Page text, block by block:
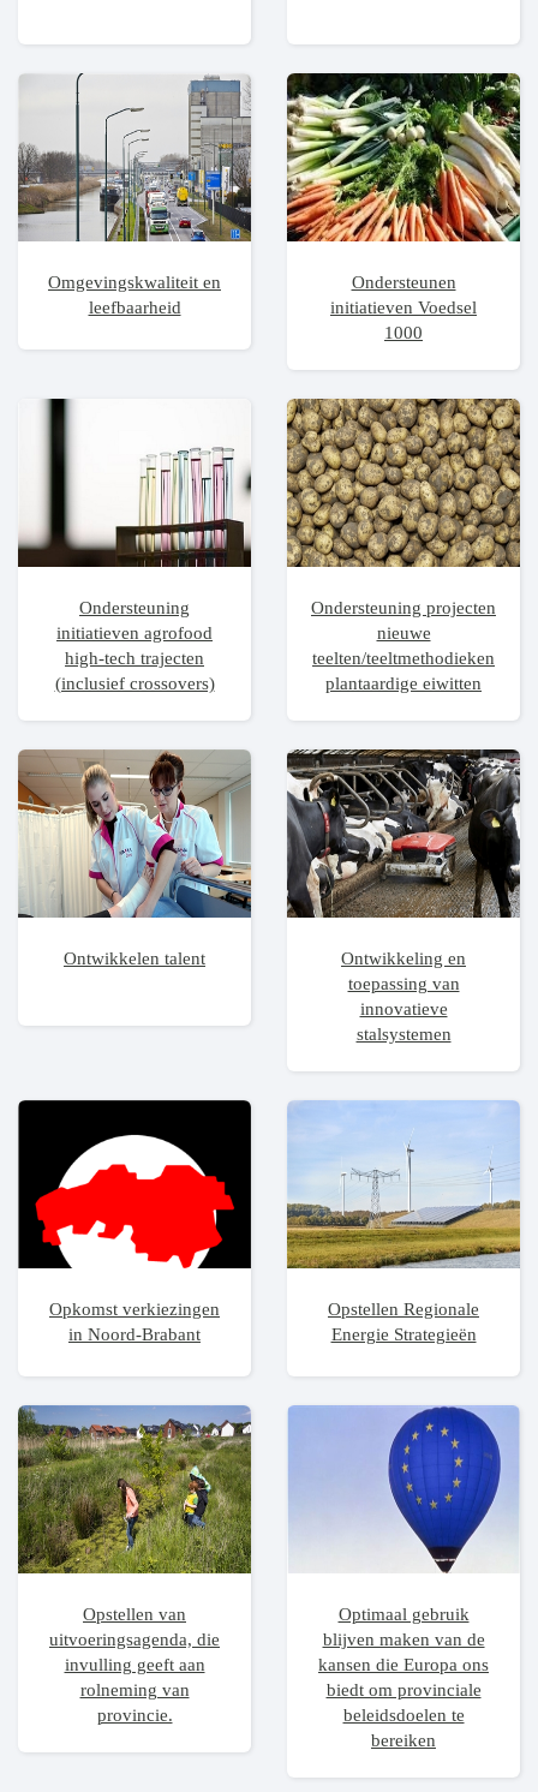
Omgevingskwaliteit en
leefbaarheid
Ondersteunen
initiatieven Voedsel
1000
Ondersteuning
initiatieven agrofood
high-tech trajecten
(inclusief crossovers)
Ondersteuning projecten
nieuwe
teelten/teeltmethodieken
plantaardige eiwitten
Ontwikkelen talent
Ontwikkeling en
toepassing van
innovatieve
stalsystemen
Opkomst verkiezingen
in Noord-Brabant
Opstellen Regionale
Energie Strategieën
Opstellen van
uitvoeringsagenda, die
invulling geeft aan
rolneming van
provincie.
Optimaal gebruik
blijven maken van de
kansen die Europa ons
biedt om provinciale
beleidsdoelen te
bereiken